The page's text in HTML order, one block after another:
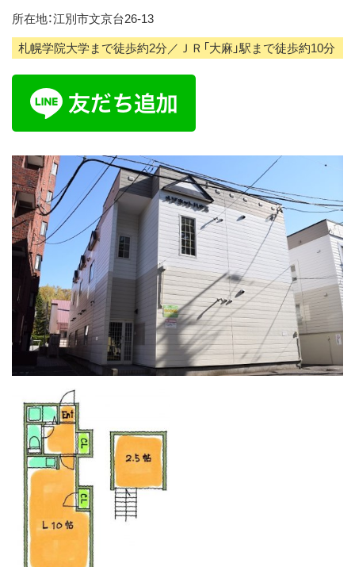
所在地：江別市文京台26-13
札幌学院大学まで徒歩約2分／ＪＲ「大麻」駅まで徒歩約10分